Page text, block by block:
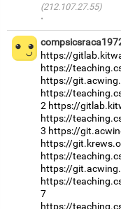
(212.107.27.55)
·
https://
https://
https://
https://
2 https://
https://
3 https://
https://
https://
https://
https://
7
https://